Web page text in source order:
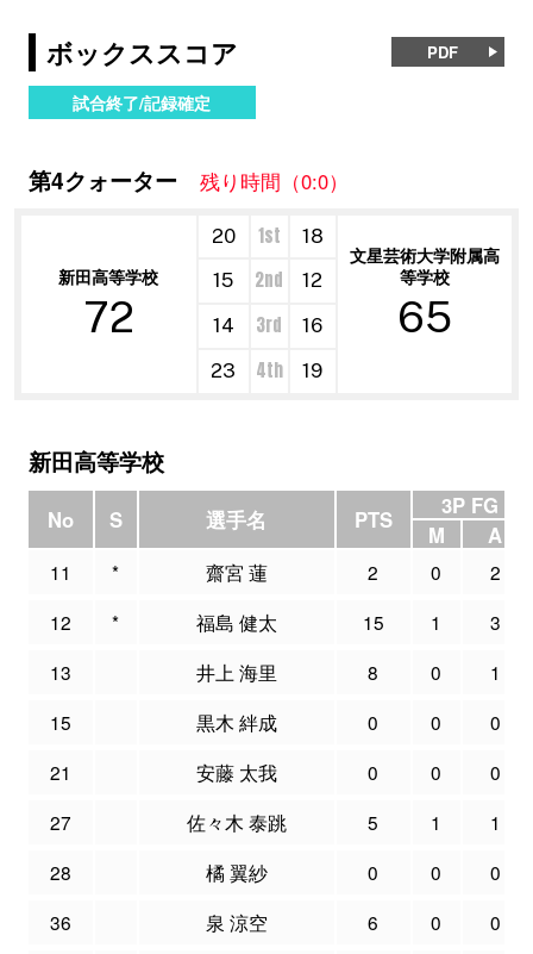
ボックススコア PDF
試合終了/記録確定
第4クォーター 残り時間（0:0）
新田高等学校
72
20 1st 18
文星芸術大学附属高
等学校
65
15 2nd
12
14
3rd
16
23
4th 19
新田高等学校
No S 選手名 PTS
3P FG
M
A
11 * 齋宮 蓮 2 0
2
12
* 福島 健太 15 1
3
13
井上 海里 8 0
1
15
黒木 絆成 0 0
0
21
安藤 太我 0 0
0
27
佐々木 泰跳 5 1
1
28
橘 翼紗 0 0
0
36
泉 涼空 6 0
0